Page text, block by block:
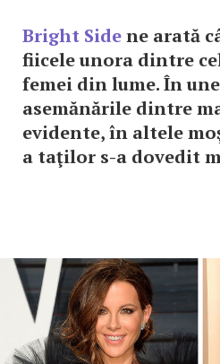
Bright Sidene arată
fiicele unora dintre
femei din lume. În
asemănările dintre
evidente, în altele
a taţilor s-a dovedit